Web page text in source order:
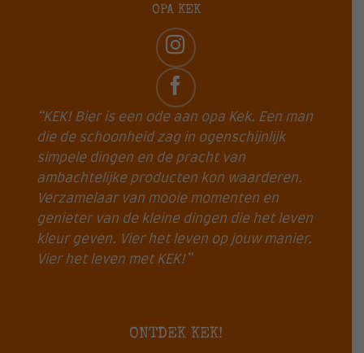
OPA KEK
“KEK! Bier is een ode aan opa Kek. Een man
die de schoonheid zag in ogenschijnlijk
simpele dingen en de pracht van
ambachtelijke producten kon waarderen.
Verzamelaar van mooie momenten en
genieter van de kleine dingen die het leven
kleur geven. Vier het leven op jouw manier.
Vier het leven met KEK!”
ONTDEK KEK!